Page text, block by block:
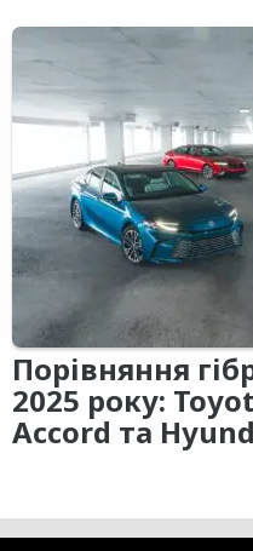
Порівняння
2025 року:
Accord та